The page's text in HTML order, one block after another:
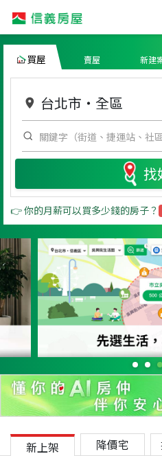
買屋 賣屋 新建
台北市 ・ 全區
找
👉 你的月薪可以買多少錢的房子？
新上架 降價宅